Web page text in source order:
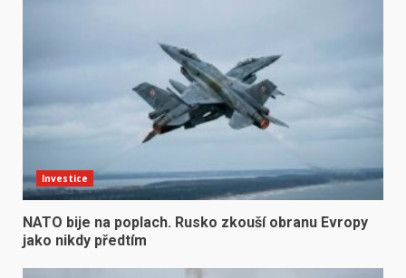
Investice
NATO bije na poplach. Rusko zkouší obranu Evropy
jako nikdy předtím